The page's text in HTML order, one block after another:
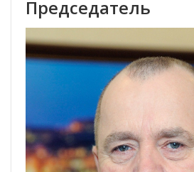
Председатель